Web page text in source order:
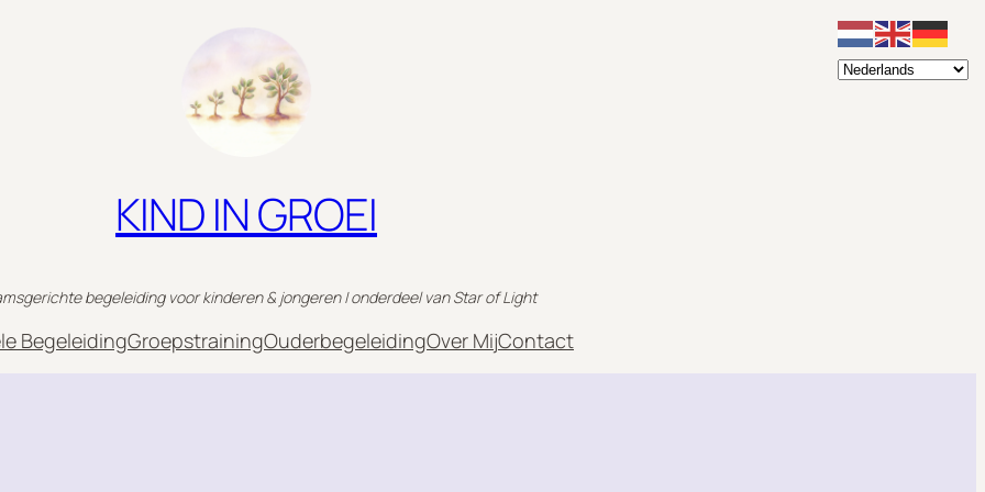
KIND IN GROEI
begeleiding voor kinderen & jongeren | onderdeel van Star of Light
BegeleidingGroepstrainingOuderbegeleidingOver MijContact